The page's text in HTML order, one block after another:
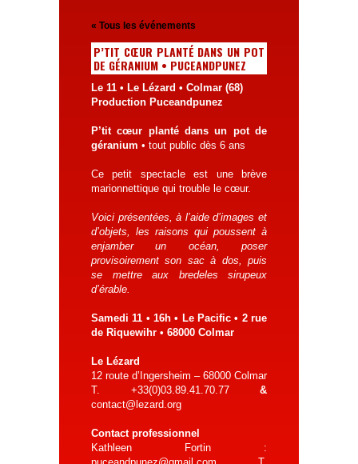
« Tous les événements
P’TIT CŒUR PLANTÉ DANS UN POT
DE GÉRANIUM • PUCEANDPUNEZ
Le 11 • Le Lézard • Colmar (68)
Production Puceandpunez
P’tit cœur planté dans un pot de
géranium • tout public dès 6 ans
Ce petit spectacle est une brève
marionnettique qui trouble le cœur.
Voici présentées, à l’aide d’images et
d’objets, les raisons qui poussent à
enjamber un océan, poser
provisoirement son sac à dos, puis
se mettre aux bredeles sirupeux
d’érable.
Samedi 11 • 16h • Le Pacific • 2 rue
de Riquewihr • 68000 Colmar
Le Lézard
12 route d’Ingersheim – 68000 Colmar
T. +33(0)03.89.41.70.77 &
contact@lezard.org
Contact professionnel
Kathleen Fortin :